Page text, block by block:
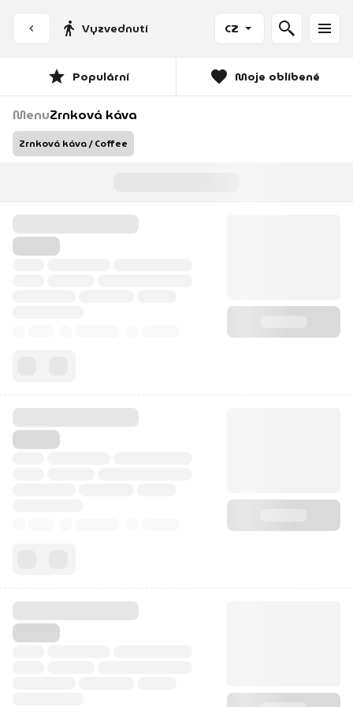
Vyzvednutí CZ
Populární Moje oblíbené
MenuZrnková káva
Zrnková káva / Coffee